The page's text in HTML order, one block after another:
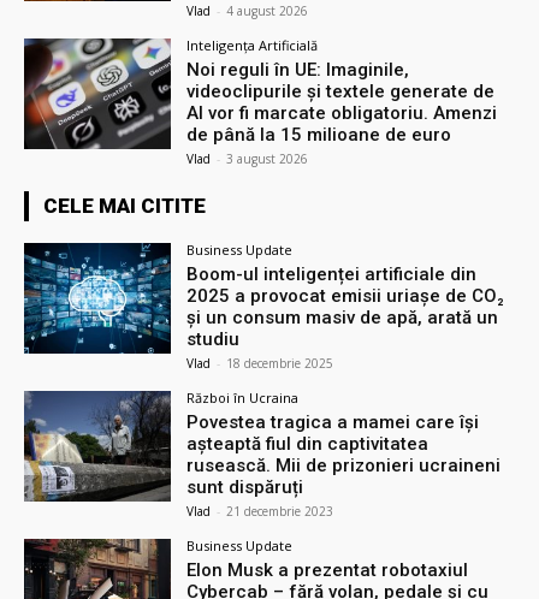
Vlad - 4 august 2026
Inteligența Artificială
Noi reguli în UE: Imaginile,
videoclipurile și textele generate de
AI vor fi marcate obligatoriu. Amenzi
de până la 15 milioane de euro
Vlad - 3 august 2026
CELE MAI CITITE
Business Update
Boom-ul inteligenței artificiale din
2025 a provocat emisii uriașe de CO₂
și un consum masiv de apă, arată un
studiu
Vlad - 18 decembrie 2025
Război în Ucraina
Povestea tragica a mamei care își
așteaptă fiul din captivitatea
rusească. Mii de prizonieri ucraineni
sunt dispăruți
Vlad - 21 decembrie 2023
Business Update
Elon Musk a prezentat robotaxiul
Cyberсab – fără volan, pedale și cu